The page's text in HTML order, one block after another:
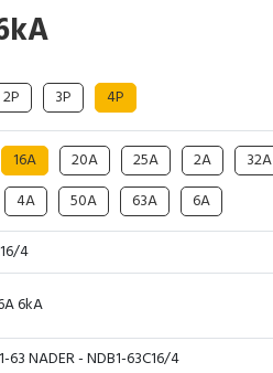
2P 3P 4P
16A 20A 25A 2A
32A
4A 50A 63A
6A
4
6kA
63 NADER - NDB1-63C16/4